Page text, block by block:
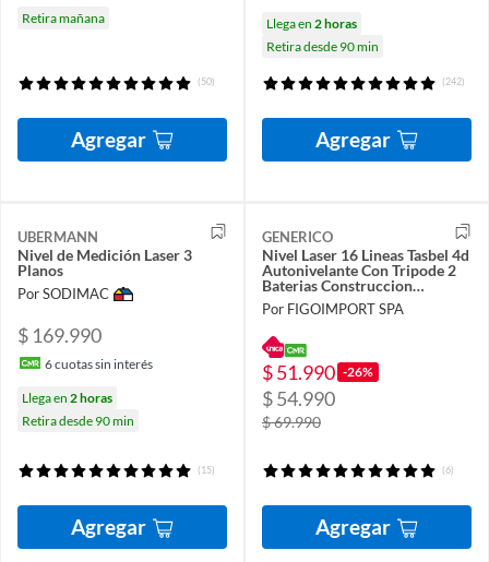
Retira mañana
(50)
Agregar
Llega en 2 horas
Retira desde 90 min
(242)
Agregar
UBERMANN
Nivel de Medición Laser 3
Planos
Por SODIMAC
$ 169.990
6cuotas sin interés
Llega en 2 horas
Retira desde 90 min
(15)
Agregar
GENERICO
Nivel Laser 16 Lineas Tasbel 4d
Autonivelante Con Tripode 2
Baterias Construccion
Figoimport
Por FIGOIMPORT SPA
$ 51.990 -26%
$ 54.990
$ 69.990
(6)
Agregar